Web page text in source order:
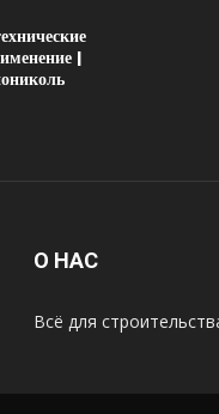
|
О НАС
Всё для